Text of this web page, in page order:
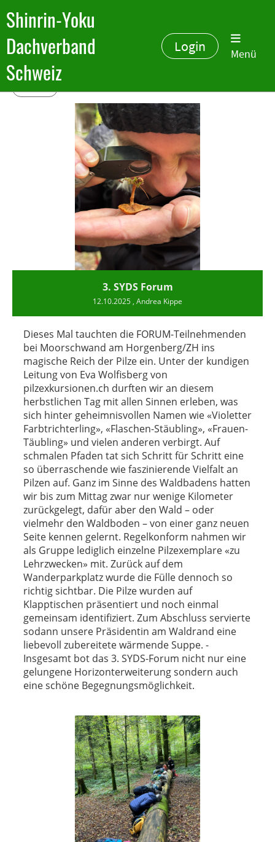
Shinrin-Yoku
Dachverband
Schweiz
Login Menü
Zurück
3. SYDS Forum
12.10.2025 , Andrea Kippe
Dieses Mal tauchten die FORUM-Teilnehmenden
bei Moorschwand am Horgenberg/ZH ins
magische Reich der Pilze ein. Unter der kundigen
Leitung von Eva Wolfisberg von
pilzexkursionen.ch durften wir an diesem
herbstlichen Tag mit allen Sinnen erleben, was
sich hinter geheimnisvollen Namen wie «Violetter
Farbtrichterling», «Flaschen-Stäubling», «Frauen-
Täubling» und vielen anderen verbirgt. Auf
schmalen Pfaden tat sich Schritt für Schritt eine
so überraschende wie faszinierende Vielfalt an
Pilzen auf. Ganz im Sinne des Waldbadens hatten
wir bis zum Mittag zwar nur wenige Kilometer
zurückgelegt, dafür aber den Wald – oder
vielmehr den Waldboden – von einer ganz neuen
Seite kennen gelernt. Regelkonform nahmen wir
als Gruppe lediglich einzelne Pilzexemplare «zu
Lehrzwecken» mit. Zurück auf dem
Wanderparkplatz wurde die Fülle dennoch so
richtig sichtbar. Die Pilze wurden auf
Klapptischen präsentiert und noch einmal
gemeinsam identifiziert. Zum Abschluss servierte
sodann unsere Präsidentin am Waldrand eine
liebevoll zubereitete wärmende Suppe. -
Insgesamt bot das 3. SYDS-Forum nicht nur eine
gelungene Horizonterweiterung sondern auch
eine schöne Begegnungsmöglichkeit.